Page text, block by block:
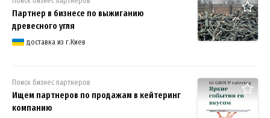
Партнер в бизнесе по выжиганию
древесного угля
доставка из г.Киев
Поиск бизнес партнеров
Ищем партнеров по продажам в кейтеринг
компанию